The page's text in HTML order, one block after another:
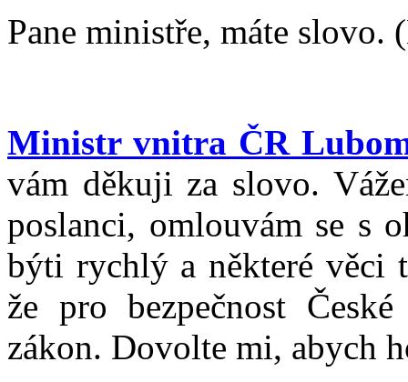
Pane ministře, máte slovo.
Ministr vnitra ČR
vám děkuji za slovo.
poslanci, omlouvám se s
býti rychlý a některé věci
že pro bezpečnost
zákon. Dovolte mi, abych